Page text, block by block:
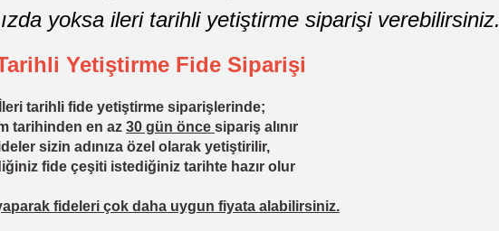
yoksa ileri tarihli yetiştirme siparişi verebilirsiniz.
Yetiştirme Fide Siparişi
İleri tarihli fide yetiştirme siparişlerinde;
tarihinden en az 30 gün önce sipariş alınır
sizin adınıza özel olarak yetiştirilir,
fide çeşiti istediğiniz tarihte hazır olur
fideleri çok daha uygun fiyata alabilirsiniz.